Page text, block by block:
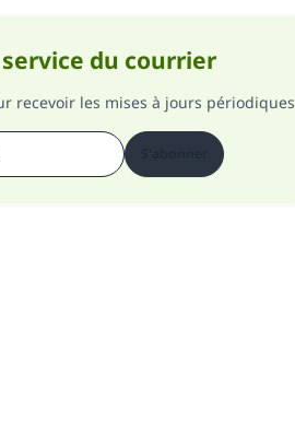
du courrier
recevoir les mises à jours périodiques